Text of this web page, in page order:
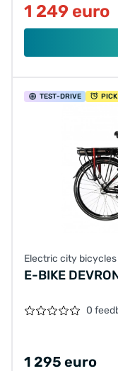
1 249 euro
TEST-DRIVE PICK
Electric city bicycles
E-BIKE
0
1 295 euro